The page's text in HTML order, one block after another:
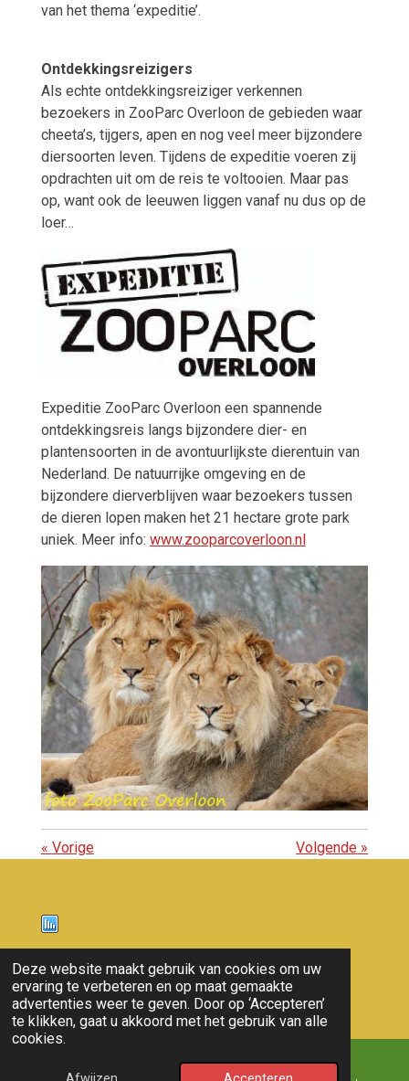
Deze website maakt gebruik van cookies om uw
ervaring te verbeteren en op maat gemaakte
advertenties weer te geven. Door op ‘Accepteren’
te klikken, gaat u akkoord met het gebruik van alle
cookies.
van het thema ‘expeditie’.
Ontdekkingsreizigers
Als echte ontdekkingsreiziger verkennen
bezoekers in ZooParc Overloon de gebieden waar
cheeta’s, tijgers, apen en nog veel meer bijzondere
diersoorten leven. Tijdens de expeditie voeren zij
opdrachten uit om de reis te voltooien. Maar pas
op, want ook de leeuwen liggen vanaf nu dus op de
loer…
Expeditie ZooParc Overloon een spannende
ontdekkingsreis langs bijzondere dier- en
plantensoorten in de avontuurlijkste dierentuin van
Nederland. De natuurrijke omgeving en de
bijzondere dierverblijven waar bezoekers tussen
de dieren lopen maken het 21 hectare grote park
uniek. Meer info: www.zooparcoverloon.nl
« Vorige Volgende »
Nieuws
© 2011 - 2026 overloon nieuws